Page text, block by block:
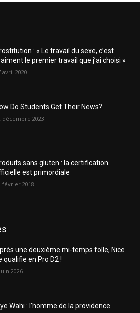
: « Le travail du sexe, c’est
le premier travail que j’ai choisi »
avril 2020
Do Students Get Their News?
décembre 2023
sans gluten : la certification
est primordiale
février 2018
une deuxième mi-temps folle, Nice
qualifie en Pro D2 !
2026
Wahi : l’homme de la providence